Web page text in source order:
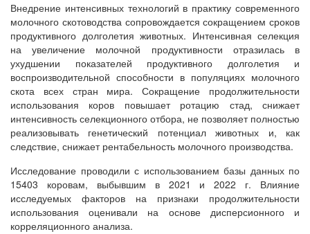
Внедрение интенсивных технологий в практику современного
молочного скотоводства сопровождается сокращением сроков
продуктивного долголетия животных. Интенсивная селекция
на увеличение молочной продуктивности отразилась в
ухудшении показателей продуктивного долголетия и
воспроизводительной способности в популяциях молочного
скота всех стран мира. Сокращение продолжительности
использования коров повышает ротацию стад, снижает
интенсивность селекционного отбора, не позволяет полностью
реализовывать генетический потенциал животных и, как
следствие, снижает рентабельность молочного производства.
Исследование проводили с использованием базы данных по
15403 коровам, выбывшим в 2021 и 2022 г. Влияние
исследуемых факторов на признаки продолжительности
использования оценивали на основе дисперсионного и
корреляционного анализа.